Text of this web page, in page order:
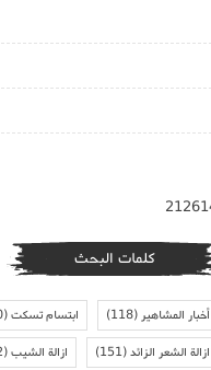
كلمات البحث
أخبار المشاهير(118) ابتسام تسكت(120)
ازالة الشعر الزائد(151) ازالة الشيب(222)